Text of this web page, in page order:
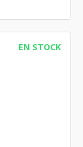
EN STOCK